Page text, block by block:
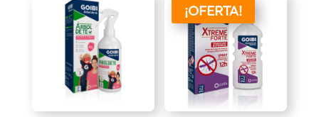
¡OFERTA!